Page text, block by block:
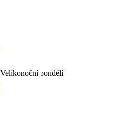
Velikonoční pondělí